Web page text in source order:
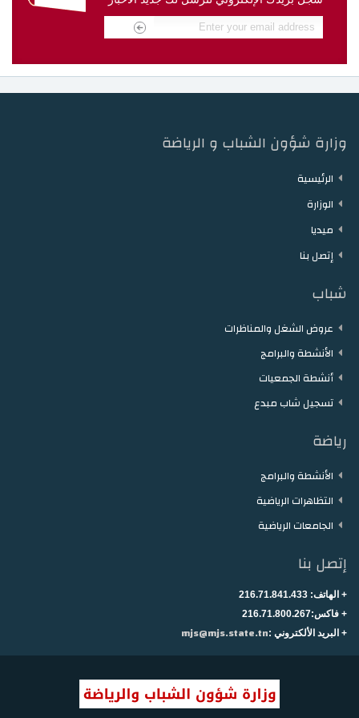
دار الشباب توزر دار الشباب دقاش دار الشباب نفطة
وزارة شؤون الشباب و الرياضة
الرئيسية
الوزارة
ميديا
إتصل بنا
شباب
عروض الشغل والمناظرات
الأنشطة والبرامج
أنشطة الجمعيات
تسجيل شاب مبدع
رياضة
الأنشطة والبرامج
التظاهرات الرياضية
الجامعات الرياضية
إتصل بنا
+ الهاتف: 216.71.841.433
+ فاكس:216.71.800.267
+ البريد الألكتروني :mjs@mjs.state.tn